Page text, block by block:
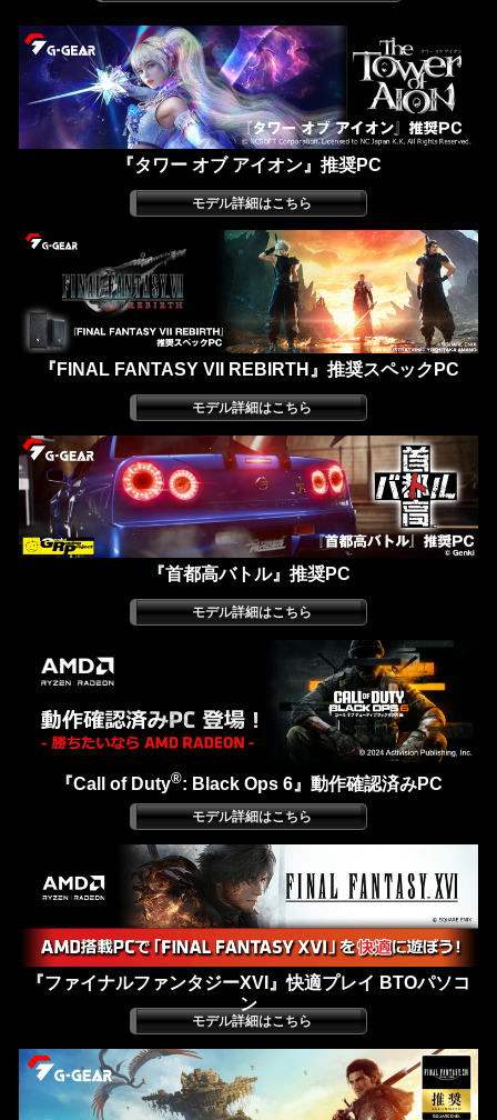
『タワー オブ アイオン』推奨PC
『FINAL FANTASY VII REBIRTH』推奨スペックPC
『首都高バトル』推奨PC
『Call of Duty®: Black Ops 6』動作確認済みPC
『ファイナルファンタジーXVI』快適プレイ BTOパソコ
ン